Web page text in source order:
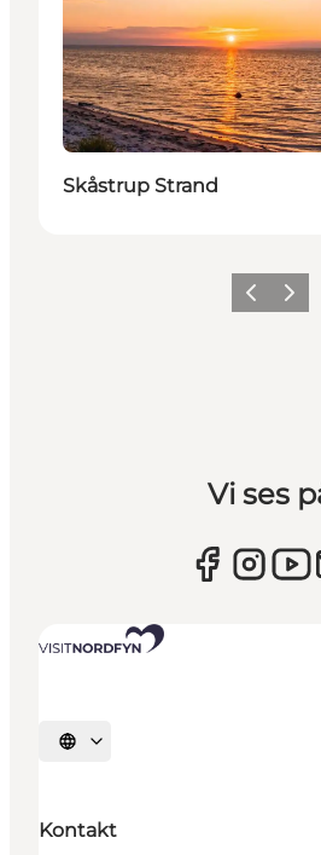
Skåstrup Strand
Forrige
Vi ses
Vælg sprog
Kontakt